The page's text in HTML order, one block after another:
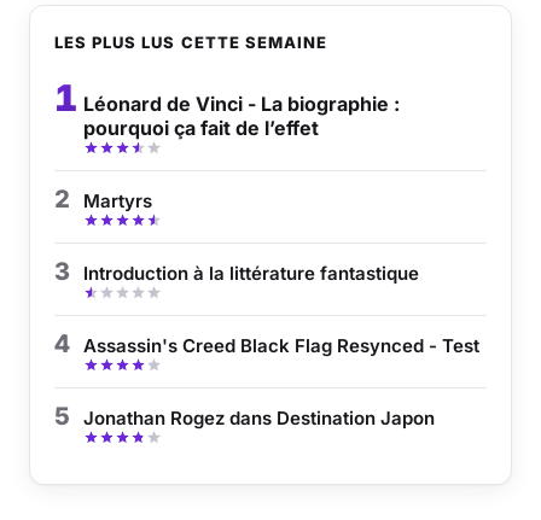
LES PLUS LUS CETTE SEMAINE
1 Léonard de Vinci - La biographie :
pourquoi ça fait de l’effet
2 Martyrs
3 Introduction à la littérature fantastique
4 Assassin's Creed Black Flag Resynced - Test
5 Jonathan Rogez dans Destination Japon